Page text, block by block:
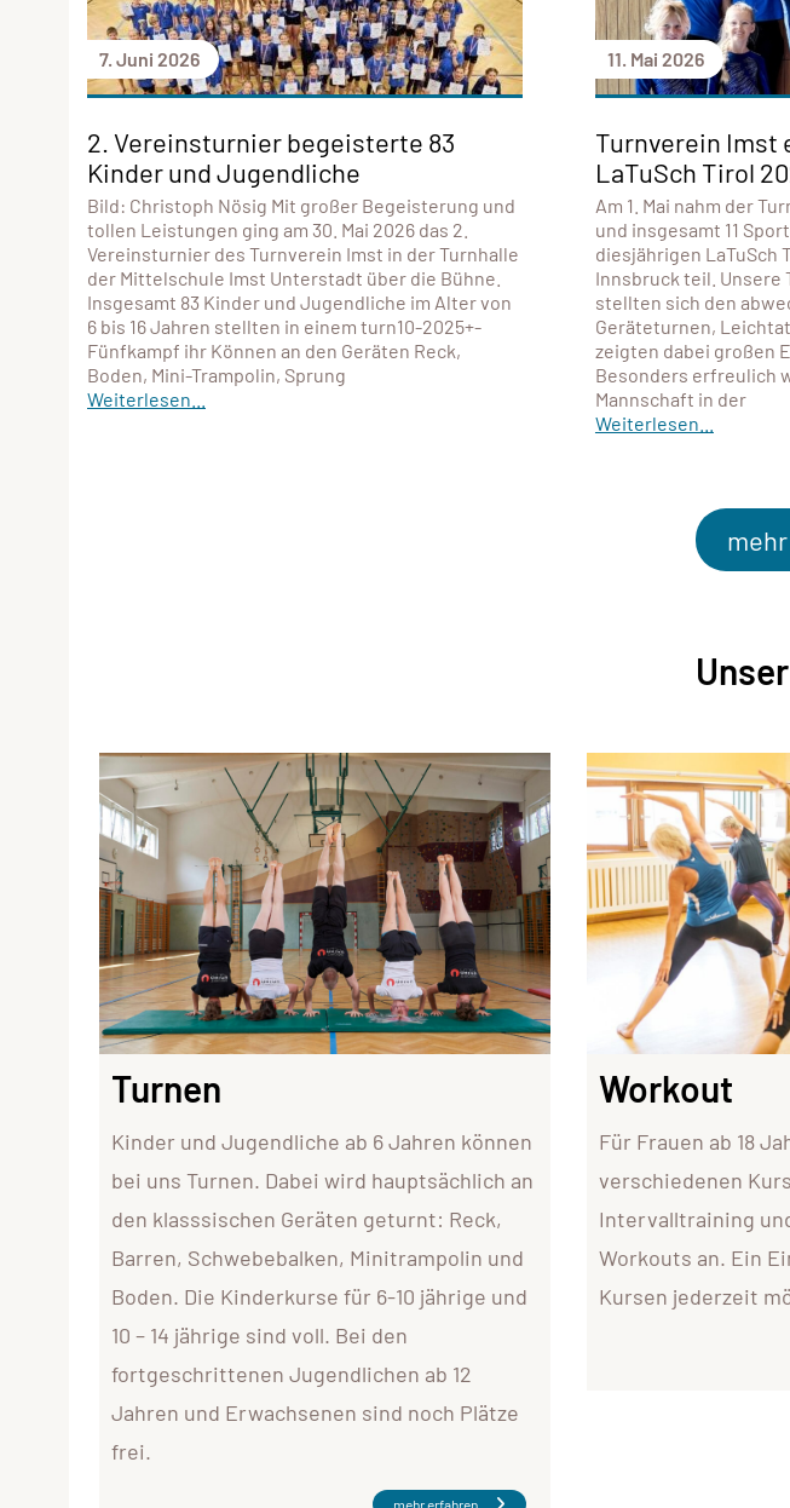
7. Juni 2026
2. Vereinsturnier begeisterte 83
Kinder und Jugendliche
Bild: Christoph Nösig Mit großer Begeisterung und
tollen Leistungen ging am 30. Mai 2026 das 2.
Vereinsturnier des Turnverein Imst in der Turnhalle
der Mittelschule Imst Unterstadt über die Bühne.
Insgesamt 83 Kinder und Jugendliche im Alter von
6 bis 16 Jahren stellten in einem turn10-2025+-
Fünfkampf ihr Können an den Geräten Reck,
Boden, Mini-Trampolin, Sprung
Weiterlesen...
11. Mai 2026
Turnverein Imst
LaTuSch Tirol
Am 1. Mai nahm der
und insgesamt 11
diesjährigen LaTuSch
Innsbruck teil. Unsere
stellten sich den
Geräteturnen,
zeigten dabei großen
Besonders erfreulich
Mannschaft in der
Weiterlesen...
Turnen
Kinder und Jugendliche ab 6 Jahren können
bei uns Turnen. Dabei wird hauptsächlich an
den klasssischen Geräten geturnt: Reck,
Barren, Schwebebalken, Minitrampolin und
Boden. Die Kinderkurse für 6-10 jährige und
10 – 14 jährige sind voll. Bei den
fortgeschrittenen Jugendlichen ab 12
Jahren und Erwachsenen sind noch Plätze
frei.
Workout
Für Frauen ab 18
verschiedenen
Intervalltraining
Workouts an. Ein
Kursen jederzeit